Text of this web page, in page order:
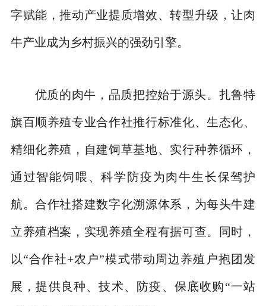
字赋能，推动产业提质增效、转型升级，让肉
牛产业成为乡村振兴的强劲引擎。
优质的肉牛，品质把控始于源头。扎鲁特
旗百顺养殖专业合作社推行标准化、生态化、
精细化养殖，自建饲草基地、实行种养循环，
通过智能饲喂、科学防疫为肉牛生长保驾护
航。合作社搭建数字化溯源体系，为每头牛建
立养殖档案，实现养殖全程有据可查。同时，
以“合作社+农户”模式带动周边养殖户抱团发
展，提供良种、技术、防疫、保底收购“一站